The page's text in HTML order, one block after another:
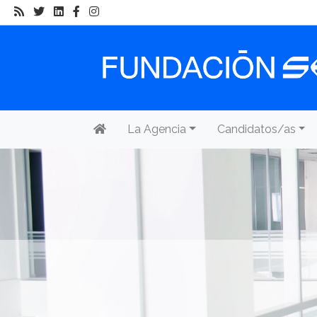
La Agencia Candidatos/as